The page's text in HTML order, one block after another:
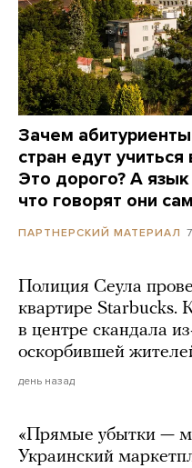
Зачем
стран едут
Это дорого? А
что говорят они
ПАРТНЕРСКИЙ МАТЕРИАЛ
Полиция Сеула
квартире Starbucks.
в центре скандала
оскорбившей
день назад
«Прямые убытки —
Украинский